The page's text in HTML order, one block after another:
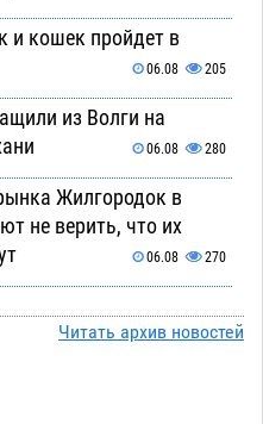
и кошек пройдет в
06.08 205
из Волги на
06.08 280
Жилгородок в
не верить, что их
06.08 270
монете Банка России
Читать архив новостей